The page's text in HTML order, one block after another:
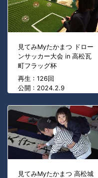
見てみMyたかまつ ドロー
ンサッカー大会 in 高松瓦
町フラッグ杯
再生 : 126回
公開 : 2024.2.9
見てみMyたかまつ 高松城